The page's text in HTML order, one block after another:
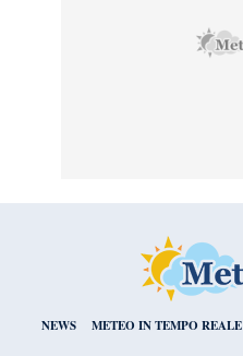
NEWS METEO IN TEMPO REALE